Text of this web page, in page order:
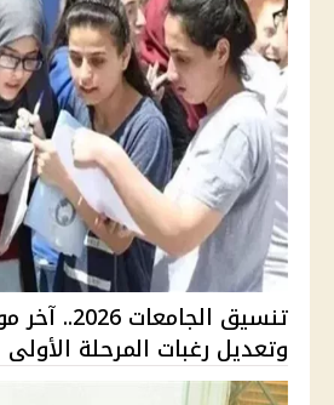
تنسيق
وتعديل رغبات المرحلة